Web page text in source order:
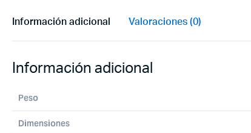
Información adicional Valoraciones (0)
Información adicional
Peso
Dimensiones